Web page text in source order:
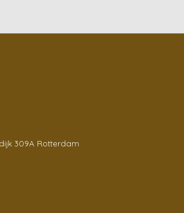
309A Rotterdam